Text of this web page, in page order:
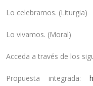
Lo celebramos. (Liturgia)
Lo vivamos. (Moral)
Acceda a través de los
Propuesta integrada: